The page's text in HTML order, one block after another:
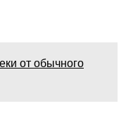
от обычного